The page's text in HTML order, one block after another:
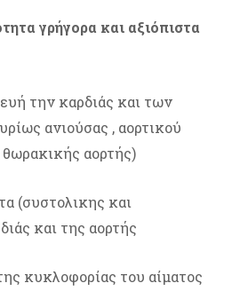
γρήγορα και αξιόπιστα
την καρδιάς και των
ανιούσας , αορτικού
θωρακικής αορτής)
(συστολικης και
και της αορτής
κυκλοφορίας του αίματος